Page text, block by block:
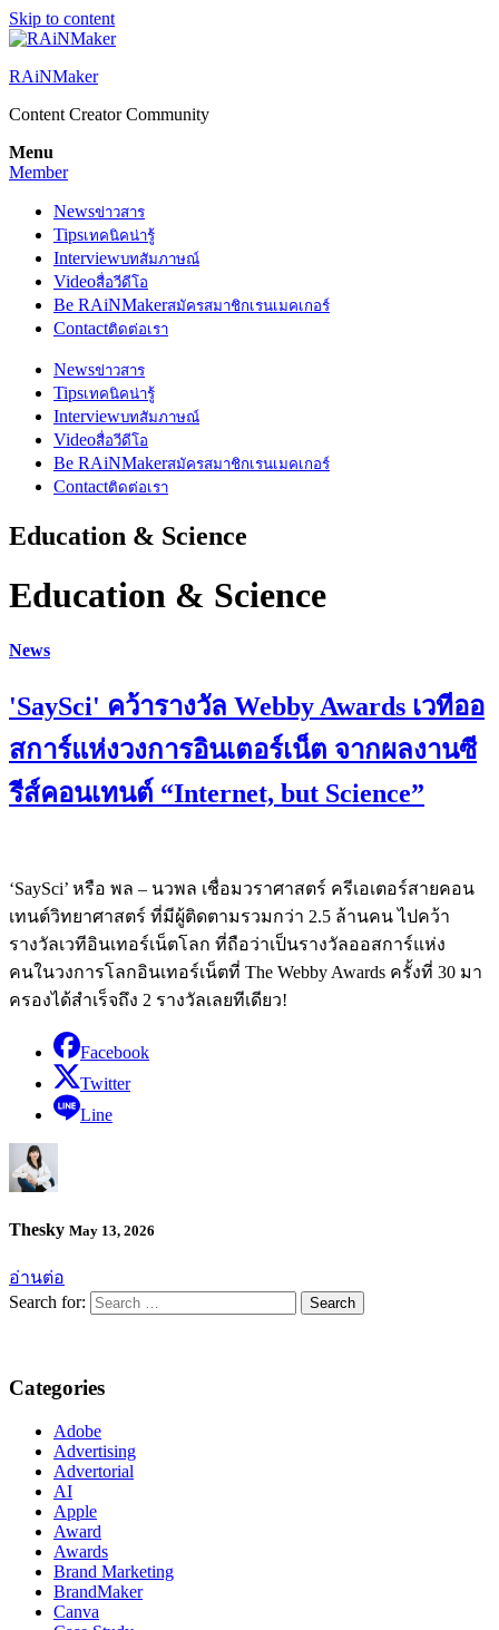
Skip to content
RAiNMaker
Content Creator Community
Menu
Member
Newsข่าวสาร
Tipsเทคนิคน่ารู้
Interviewบทสัมภาษณ์
Videoสื่อวีดีโอ
Be RAiNMakerสมัครสมาชิกเรนเมคเกอร์
Contactติดต่อเรา
Newsข่าวสาร
Tipsเทคนิคน่ารู้
Interviewบทสัมภาษณ์
Videoสื่อวีดีโอ
Be RAiNMakerสมัครสมาชิกเรนเมคเกอร์
Contactติดต่อเรา
Education & Science
Education & Science
News
'SaySci' คว้ารางวัล Webby Awards เวทีออ
สการ์แห่งวงการอินเตอร์เน็ต จากผลงานซี
รีส์คอนเทนต์ “Internet, but Science”
‘SaySci’ หรือ พล – นวพล เชื่อมวราศาสตร์ ครีเอเตอร์สายคอน
เทนต์วิทยาศาสตร์ ที่มีผู้ติดตามรวมกว่า 2.5 ล้านคน ไปคว้า
รางวัลเวทีอินเทอร์เน็ตโลก ที่ถือว่าเป็นรางวัลออสการ์แห่ง
คนในวงการโลกอินเทอร์เน็ตที่ The Webby Awards ครั้งที่ 30 มา
ครองได้สำเร็จถึง 2 รางวัลเลยทีเดียว!
Facebook
Twitter
Line
Thesky May 13, 2026
อ่านต่อ
Search for:
Categories
Adobe
Advertising
Advertorial
AI
Apple
Award
Awards
Brand Marketing
BrandMaker
Canva